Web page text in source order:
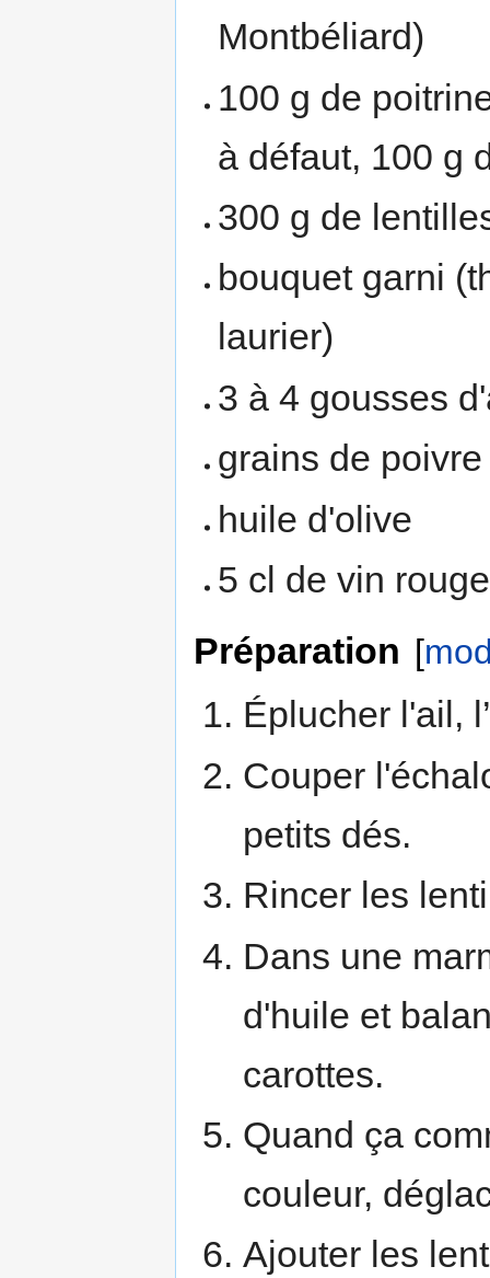
Montbéliard)
100 g de
à défaut, 100 g
300 g de
bouquet garni
laurier)
3 à 4 gousses
grains de poivre
huile d'olive
5 cl de vin rouge
Préparation [
Éplucher l'ail,
Couper
petits dés.
Rincer les
Dans une
d'huile et
carottes.
Quand ça
couleur,
Ajouter les